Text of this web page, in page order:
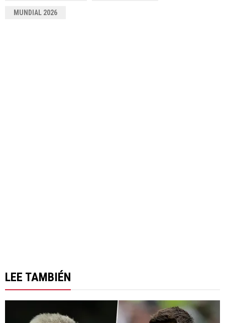
MUNDIAL 2026
LEE TAMBIÉN